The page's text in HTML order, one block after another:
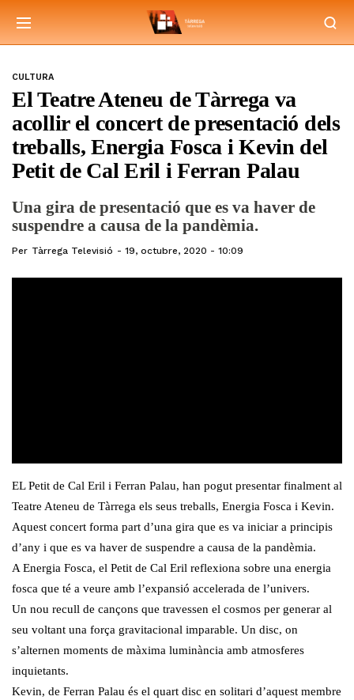
CULTURA
El Teatre Ateneu de Tàrrega va
acollir el concert de presentació dels
treballs, Energia Fosca i Kevin del
Petit de Cal Eril i Ferran Palau
Una gira de presentació que es va haver de
suspendre a causa de la pandèmia.
Per Tàrrega Televisió 19, octubre, 2020 - 10:09
EL Petit de Cal Eril i Ferran Palau, han pogut presentar finalment al
Teatre Ateneu de Tàrrega els seus treballs, Energia Fosca i Kevin.
Aquest concert forma part d’una gira que es va iniciar a principis
d’any i que es va haver de suspendre a causa de la pandèmia.
A Energia Fosca, el Petit de Cal Eril reflexiona sobre una energia
fosca que té a veure amb l’expansió accelerada de l’univers.
Un nou recull de cançons que travessen el cosmos per generar al
seu voltant una força gravitacional imparable. Un disc, on
s’alternen moments de màxima luminància amb atmosferes
inquietants.
Kevin, de Ferran Palau és el quart disc en solitari d’aquest membre